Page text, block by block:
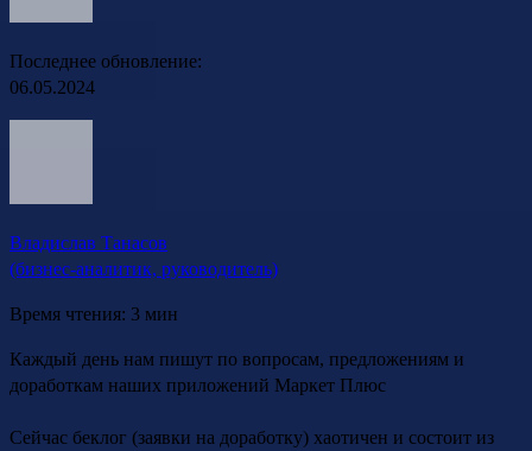
Последнее обновление:
06.05.2024
Владислав Танасов
(бизнес-аналитик, руководитель)
Время чтения: 3 мин
Каждый день нам пишут по вопросам, предложениям и
доработкам наших приложений Маркет Плюс
Сейчас беклог (заявки на доработку) хаотичен и состоит из